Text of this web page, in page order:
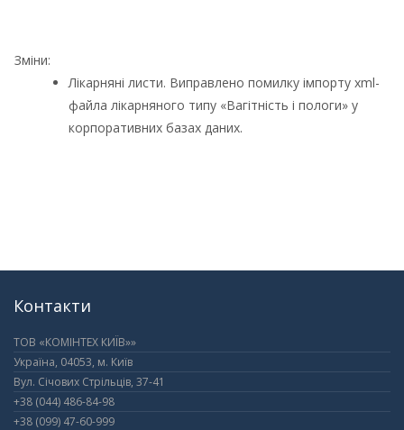
Зміни:
Лікарняні листи. Виправлено помилку імпорту xml-
файла лікарняного типу «Вагітність і пологи» у
корпоративних базах даних.
Контакти
ТОВ «КОМІНТЕХ КИЇВ»»
Україна, 04053, м. Київ
Вул. Січових Стрільців, 37-41
+38 (044) 486-84-98
+38 (099) 47-60-999